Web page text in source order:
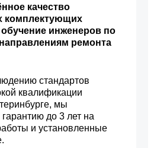
качество
комплектующих
обучение инженеров по
ремонта
стандартов
квалификации
мы
до 3 лет на
и установленные